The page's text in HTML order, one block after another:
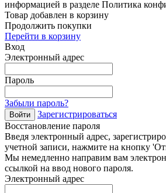
информацией в разделе Политика
Товар добавлен в корзину
Продолжить покупки
Перейти в корзину
Вход
Электронный адрес
Пароль
Забыли пароль?
Войти
Зарегистрироваться
Восстановление пароля
Введя электронный адрес,
учетной записи, нажмите на кнопку
Мы немедленно направим вам
ссылкой на ввод нового пароля.
Электронный адрес